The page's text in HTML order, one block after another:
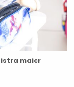
maior